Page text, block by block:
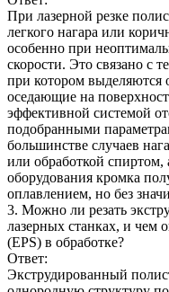
При лазерной резке
легкого нагара или
особенно при
скорости. Это связано с
при котором выделяются
оседающие на
эффективной системой
подобранными
большинстве случаев
или обработкой спиртом,
оборудования кромка
оплавлением, но без
3. Можно ли резать
лазерных станках, и чем
(EPS) в обработке?
Ответ:
Экструдированный